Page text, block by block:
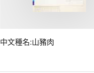
中文種名:山豬肉